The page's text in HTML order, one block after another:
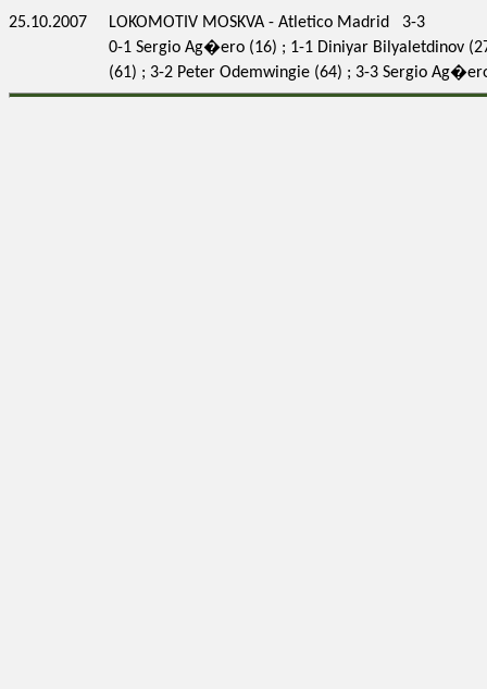
25.10.2007
LOKOMOTIV MOSKVA - Atletico Madrid 3-3
0-1 Sergio Ag�ero (16) ; 1-1 Diniyar Bilyaletdinov
(61) ; 3-2 Peter Odemwingie (64) ; 3-3 Sergio